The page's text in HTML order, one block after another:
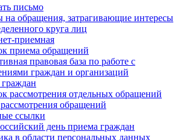
письмо
на обращения, затрагивающие интересы
круга лиц
приемная
приема обращений
правовая база по работе с
граждан и организаций
рассмотрения отдельных обращений
обращений
ссылки
день приема граждан
в области персональных данных